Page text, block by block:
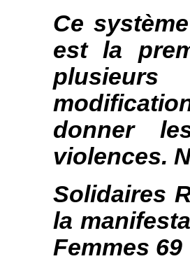
Ce
est la
donner
violences.
Solidaires
la
Femmes 69